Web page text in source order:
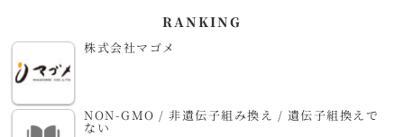
RANKING
株式会社マゴメ
NON-GMO / 非遺伝子組み換え / 遺伝子組換えで
ない